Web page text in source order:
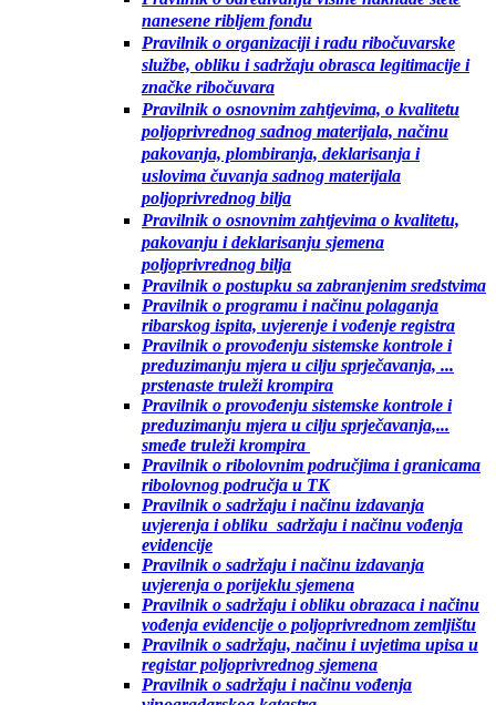
nanesene ribljem fondu
Pravilnik o organizaciji i radu ribočuvarske
službe, obliku i sadržaju obrasca legitimacije i
značke ribočuvara
Pravilnik o osnovnim zahtjevima, o kvalitetu
poljoprivrednog sadnog materijala, načinu
pakovanja, plombiranja, deklarisanja i
uslovima čuvanja sadnog materijala
poljoprivrednog bilja
Pravilnik o osnovnim zahtjevima o kvalitetu,
pakovanju i deklarisanju sjemena
poljoprivrednog bilja
Pravilnik o postupku sa zabranjenim sredstvima
Pravilnik o programu i načinu polaganja
ribarskog ispita, uvjerenje i vođenje registra
Pravilnik o provođenju sistemske kontrole i
preduzimanju mjera u cilju sprječavanja, ...
prstenaste truleži krompira
Pravilnik o provođenju sistemske kontrole i
preduzimanju mjera u cilju sprječavanja,...
smeđe truleži krompira
Pravilnik o ribolovnim područjima i granicama
ribolovnog područja u TK
Pravilnik o sadržaju i načinu izdavanja
uvjerenja i obliku sadržaju i načinu vođenja
evidencije
Pravilnik o sadržaju i načinu izdavanja
uvjerenja o porijeklu sjemena
Pravilnik o sadržaju i obliku obrazaca i načinu
vođenja evidencije o poljoprivrednom zemljištu
Pravilnik o sadržaju, načinu i uvjetima upisa u
registar poljoprivrednog sjemena
Pravilnik o sadržaju i načinu vođenja